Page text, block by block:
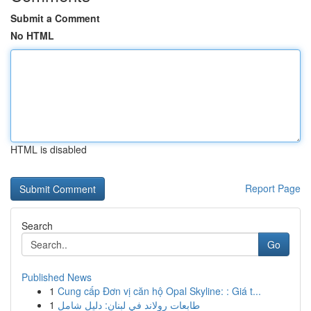
Submit a Comment
No HTML
HTML is disabled
Report Page
Search
Go
Published News
1 Cung cấp Đơn vị căn hộ Opal Skyline: : Giá t...
1 طابعات رولاند في لبنان: دليل شامل